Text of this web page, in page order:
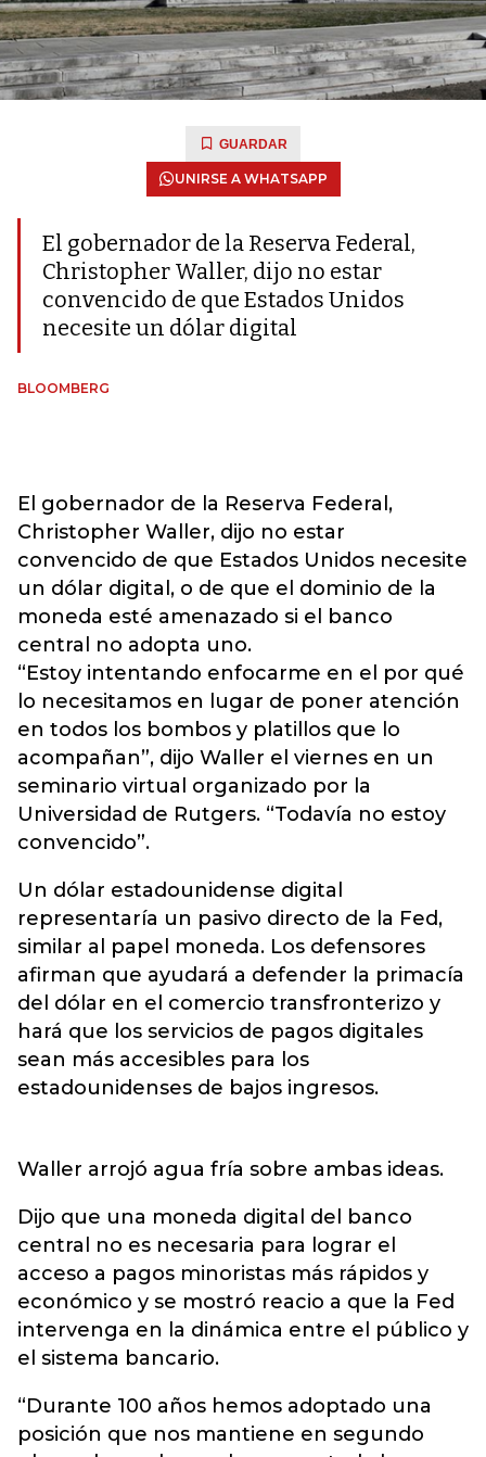
GUARDAR
UNIRSE A WHATSAPP
El gobernador de la Reserva Federal,
Christopher Waller, dijo no estar
convencido de que Estados Unidos
necesite un dólar digital
BLOOMBERG
El gobernador de la Reserva Federal,
Christopher Waller, dijo no estar
convencido de que Estados Unidos necesite
un dólar digital, o de que el dominio de la
moneda esté amenazado si el banco
central no adopta uno.
“Estoy intentando enfocarme en el por qué
lo necesitamos en lugar de poner atención
en todos los bombos y platillos que lo
acompañan”, dijo Waller el viernes en un
seminario virtual organizado por la
Universidad de Rutgers. “Todavía no estoy
convencido”.
Un dólar estadounidense digital
representaría un pasivo directo de la Fed,
similar al papel moneda. Los defensores
afirman que ayudará a defender la primacía
del dólar en el comercio transfronterizo y
hará que los servicios de pagos digitales
sean más accesibles para los
estadounidenses de bajos ingresos.
Waller arrojó agua fría sobre ambas ideas.
Dijo que una moneda digital del banco
central no es necesaria para lograr el
acceso a pagos minoristas más rápidos y
económico y se mostró reacio a que la Fed
intervenga en la dinámica entre el público y
el sistema bancario.
“Durante 100 años hemos adoptado una
posición que nos mantiene en segundo